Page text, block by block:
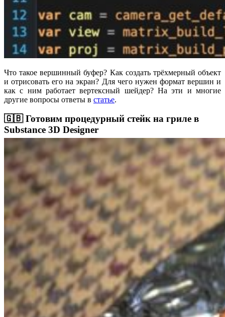
Что такое вершинный буфер? Как создать трёхмерный объект
и отрисовать его на экран? Для чего нужен формат вершин и
как с ним работает вертексный шейдер? На эти и многие
другие вопросы ответы в статье.
🇬🇧 Готовим процедурный стейк на гриле в
Substance 3D Designer